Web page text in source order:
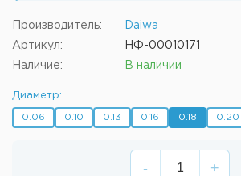
Производитель: Daiwa
Артикул: НФ-00010171
Наличие: В наличии
Диаметр:
0.06 0.10 0.13 0.16 0.18 0.20
- +